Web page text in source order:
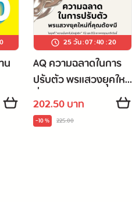
น
25 วัน:07:40:19
AQ ความฉลาดในการ
ปรับตัว พรแสวงยุคใหม่
ที่คุณต้องมี
202.50 บาท
-10 % 225.00